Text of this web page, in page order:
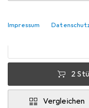
Impressum
1 Stück
2
Vergleichen